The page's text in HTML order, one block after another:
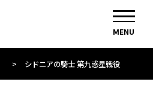
> シドニアの騎士 第九惑星戦役